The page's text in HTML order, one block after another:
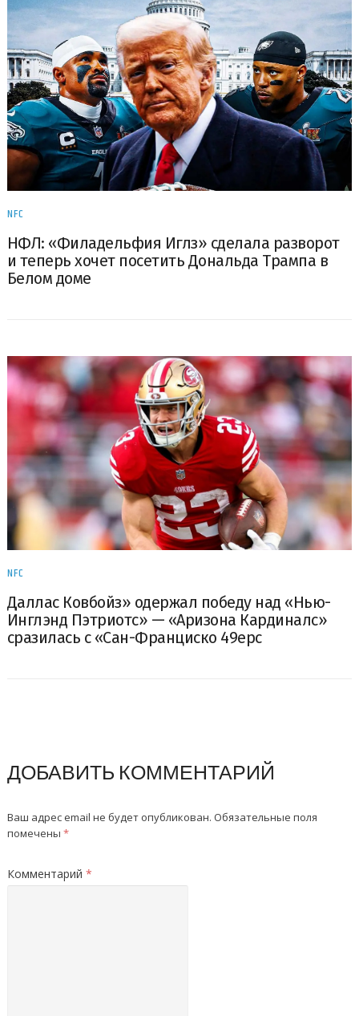
NFC
НФЛ: «Филадельфия Иглз» сделала разворот
и теперь хочет посетить Дональда Трампа в
Белом доме
NFC
Даллас Ковбойз» одержал победу над «Нью-
Инглэнд Пэтриотс» — «Аризона Кардиналс»
сразилась с «Сан-Франциско 49ерс
ДОБАВИТЬ КОММЕНТАРИЙ
Ваш адрес email не будет опубликован. Обязательные поля
помечены *
Комментарий *